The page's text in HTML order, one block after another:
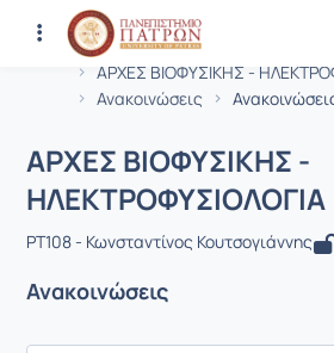
Αρχική Σελίδα
ΑΡΧΕΣ ΒΙΟΦΥΣΙΚΗΣ -
Ανακοινώσεις
Μάθημα : ΑΡΧΕΣ
Κωδικός : PT108
ΑΡΧΕΣ ΒΙΟΦΥΣΙΚΗΣ -
ΗΛΕΚΤΡΟΦΥΣΙΟΛΟΓΙΑ
PT108 - Κωνσταντίνος Κουτσογιάννης
Ανακοινώσεις